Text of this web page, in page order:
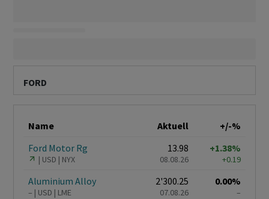
FORD
Name Aktuell
+/-%
Ford Motor Rg
USD NYX
13.98
08.08.26
+1.38%
+0.19
Aluminium Alloy
– USD LME
2'300.25
07.08.26
0.00%
–